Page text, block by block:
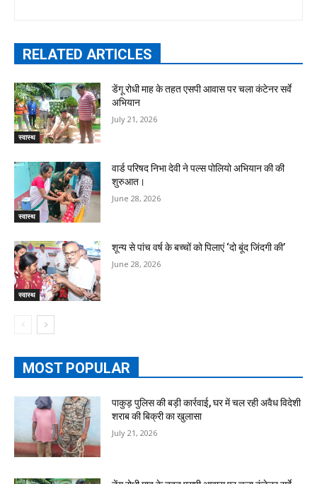
RELATED ARTICLES
स्वास्थ
डेंगू रोधी माह के तहत एसपी आवास पर चला कंटेनर सर्वे
अभियान
July 21, 2026
स्वास्थ
वार्ड परिषद निभा देवी ने पल्स पोलियो अभियान की की
शुरुआत।
June 28, 2026
स्वास्थ
शून्य से पांच वर्ष के बच्चों को पिलाएं ‘दो बूंद जिंदगी की’
June 28, 2026
MOST POPULAR
पाकुड़ पुलिस की बड़ी कार्रवाई, घर में चल रही अवैध विदेशी
शराब की बिक्री का खुलासा
July 21, 2026